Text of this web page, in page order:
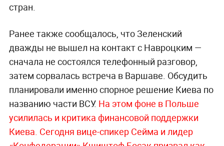
стран.
Ранее также сообщалось, что Зеленский
дважды не вышел на контакт с Навроцким —
сначала не состоялся телефонный разговор,
затем сорвалась встреча в Варшаве. Обсудить
планировали именно спорное решение Киева по
названию части ВСУ. На этом фоне в Польше
усилилась и критика финансовой поддержки
Киева. Сегодня вице-спикер Сейма и лидер